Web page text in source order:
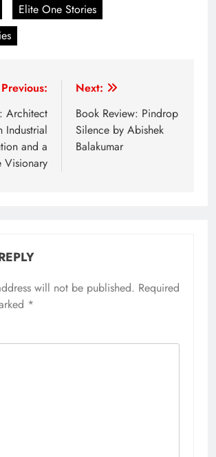
Elite One Stories
Previous:
Architect
Industrial
and a
Visionary
Next:
Book Review: Pindrop
Silence by Abishek
Balakumar
will not be published. Required
*